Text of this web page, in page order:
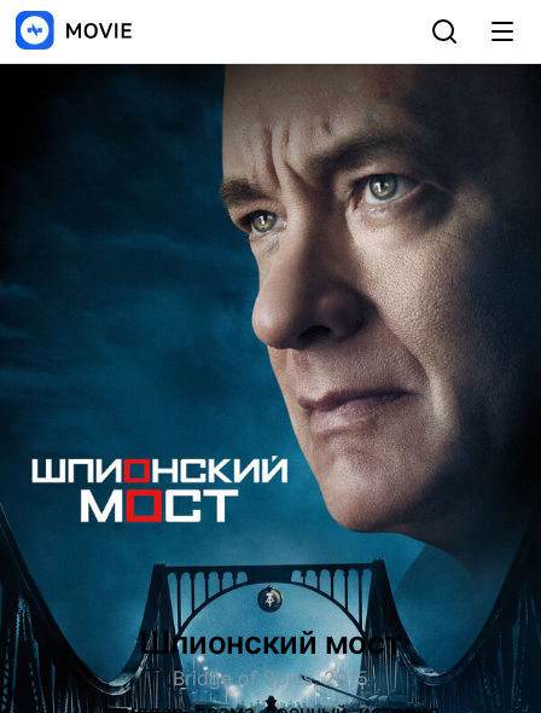
Шпионский мост
Bridge of Spies, 2015